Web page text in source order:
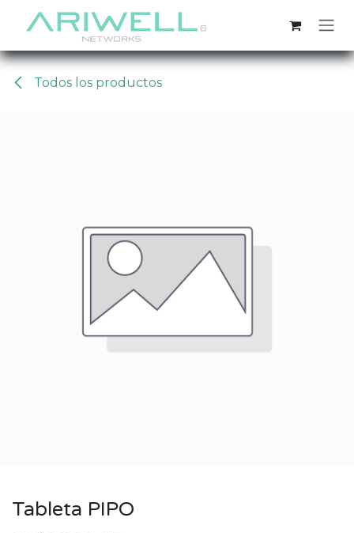
Ir al contenido
Todos los productos
Tableta PIPO